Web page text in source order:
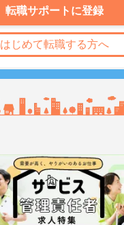
転職サポートに登録
はじめて転職する方へ